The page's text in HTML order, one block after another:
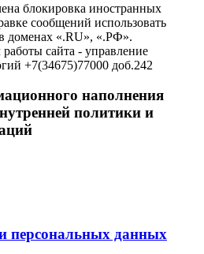
блокировка иностранных
сообщений использовать
доменах «.RU», «.РФ».
сайта - управление
+7(34675)77000 доб.242
наполнения
политики и
персональных данных